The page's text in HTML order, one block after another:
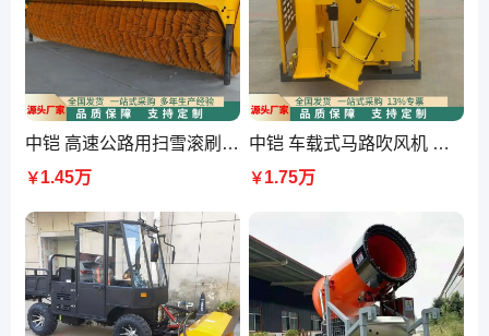
中铠 高速公路用扫雪滚刷机 清雪前进式推雪滚刷一体机
￥1.45万
中铠 车载式马路吹风机 道路养护吹石子落叶碎石
￥1.75万